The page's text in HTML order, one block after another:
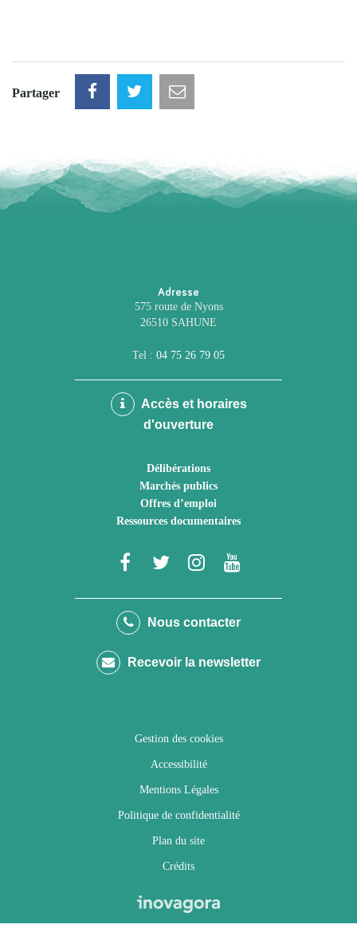
Partager
Adresse
575 route de Nyons
26510 SAHUNE
Tel : 04 75 26 79 05
Accès et horaires
d'ouverture
Délibérations
Marchés publics
Offres d’emploi
Ressources documentaires
Lien
le
Facebook
Lien
le
Twitter
Lien
le
Instagram
Youtube
Nous contacter
Recevoir la newsletter
Gestion des cookies
Accessibilité
Mentions Légales
Politique de confidentialité
Plan du site
Crédits